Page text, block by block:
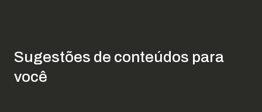
Sugestões de conteúdos para
você